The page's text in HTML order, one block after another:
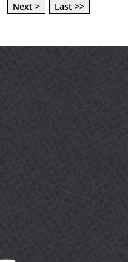
Next > Last >>